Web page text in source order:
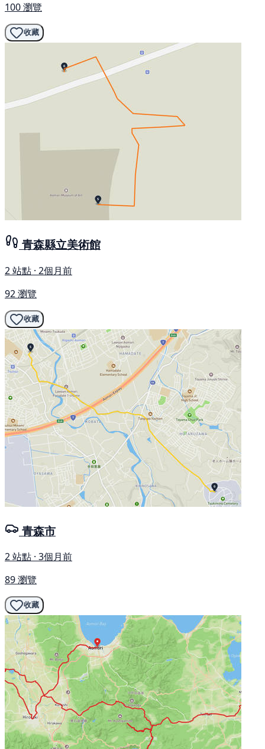
100 瀏覽
收藏
青森縣立美術館
2 站點 · 2個月前
92 瀏覽
收藏
青森市
2 站點 · 3個月前
89 瀏覽
收藏